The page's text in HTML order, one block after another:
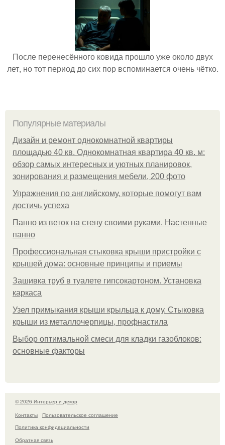
После перенесённого ковида прошло уже около двух
лет, но тот период до сих пор вспоминается очень чётко.
Популярные материалы
Дизайн и ремонт однокомнатной квартиры
площадью 40 кв. Однокомнатная квартира 40 кв. м:
обзор самых интересных и уютных планировок,
зонирования и размещения мебели, 200 фото
Упражнения по английскому, которые помогут вам
достичь успеха
Панно из веток на стену своими руками. Настенные
панно
Профессиональная стыковка крыши пристройки с
крышей дома: основные принципы и приемы
Зашивка труб в туалете гипсокартоном. Установка
каркаса
Узел примыкания крыши крыльца к дому. Стыковка
крыши из металлочерпицы, профнастила
Выбор оптимальной смеси для кладки газоблоков:
основные факторы
© 2026 Интерьер и декор
Контакты
Пользовательское соглашение
Политика конфидециальности
Обратная связь